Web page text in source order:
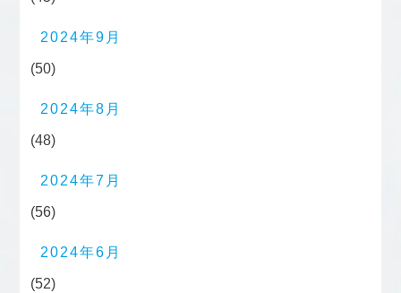
2024年9月
(50)
2024年8月
(48)
2024年7月
(56)
2024年6月
(52)